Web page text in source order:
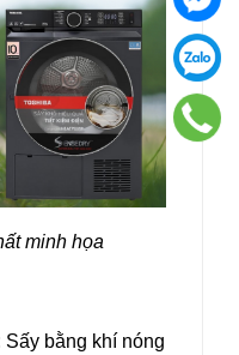
minh họa
Sấy bằng khí nóng